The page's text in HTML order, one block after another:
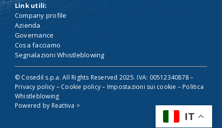
Link utili:
Company profile
Azienda
Governance
Cosa facciamo
Segnalazioni Whistleblowing
© Cosedil s.p.a. All Rights Reserved 2025. IVA: 00512340878 –
Privacy policy – Cookie policy– Impostazioni sui cookie – Politica
Whistleblowing
Powered by Reattiva >
IT